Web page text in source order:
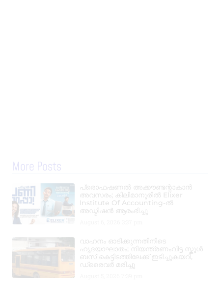
More Posts
പ്രൊഫഷണൽ അക്കൗണ്ടന്റാകാൻ
അവസരം; കിലിമാനൂരിൽ Elixer
Institute Of Accounting-ൽ
അഡ്മിഷൻ ആരംഭിച്ചു
വാഹനം ഓടിക്കുന്നതിനിടെ
ഹൃദയാഘാതം; നിയന്ത്രണംവിട്ട സ്കൂൾ
ബസ് കെട്ടിടത്തിലേക്ക് ഇടിച്ചുകയറി,
ഡ്രൈവർ മരിച്ചു